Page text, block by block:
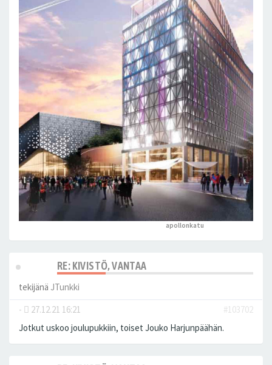
apollonkatu
RE: KIVISTÖ, VANTAA
tekijänä JTunkki
-
27.12.21 16:21
#103702
Jotkut uskoo joulupukkiin, toiset Jouko Harjunpäähän.